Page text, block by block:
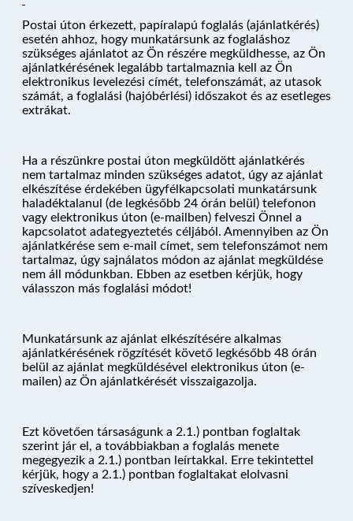
Postai úton érkezett, papíralapú foglalás (ajánlatkérés)
esetén ahhoz, hogy munkatársunk az foglaláshoz
szükséges ajánlatot az Ön részére megküldhesse, az Ön
ajánlatkérésének legalább tartalmaznia kell az Ön
elektronikus levelezési címét, telefonszámát, az utasok
számát, a foglalási (hajóbérlési) időszakot és az esetleges
extrákat.
Ha a részünkre postai úton megküldött ajánlatkérés
nem tartalmaz minden szükséges adatot, úgy az ajánlat
elkészítése érdekében ügyfélkapcsolati munkatársunk
haladéktalanul (de legkésőbb 24 órán belül) telefonon
vagy elektronikus úton (e-mailben) felveszi Önnel a
kapcsolatot adategyeztetés céljából. Amennyiben az Ön
ajánlatkérése sem e-mail címet, sem telefonszámot nem
tartalmaz, úgy sajnálatos módon az ajánlat megküldése
nem áll módunkban. Ebben az esetben kérjük, hogy
válasszon más foglalási módot!
Munkatársunk az ajánlat elkészítésére alkalmas
ajánlatkérésének rögzítését követő legkésőbb 48 órán
belül az ajánlat megküldésével elektronikus úton (e-
mailen) az Ön ajánlatkérését visszaigazolja.
Ezt követően társaságunk a 2.1.) pontban foglaltak
szerint jár el, a továbbiakban a foglalás menete
megegyezik a 2.1.) pontban leírtakkal. Erre tekintettel
kérjük, hogy a 2.1.) pontban foglaltakat elolvasni
szíveskedjen!